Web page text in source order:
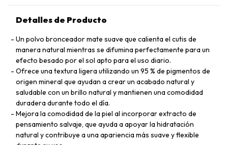
Detalles de Producto
Un polvo bronceador mate suave que calienta el cutis de
manera natural mientras se difumina perfectamente para un
efecto besado por el sol apto para el uso diario.
Ofrece una textura ligera utilizando un 95 % de pigmentos de
origen mineral que ayudan a crear un acabado natural y
saludable con un brillo natural y mantienen una comodidad
duradera durante todo el día.
Mejora la comodidad de la piel al incorporar extracto de
pensamiento salvaje, que ayuda a apoyar la hidratación
natural y contribuye a una apariencia más suave y flexible